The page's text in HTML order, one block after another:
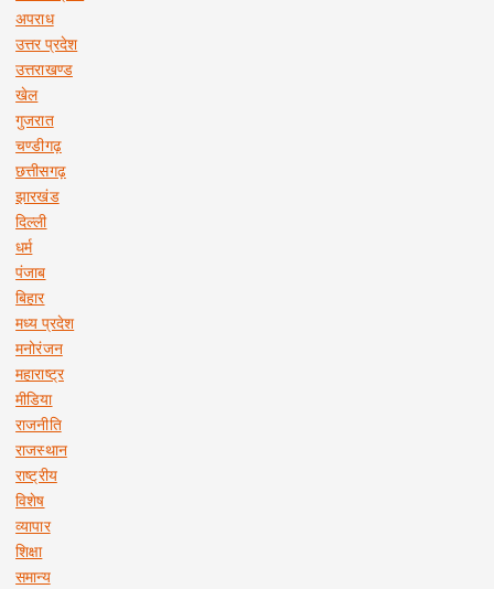
अपराध
उत्तर प्रदेश
उत्तराखण्ड
खेल
गुजरात
चण्डीगढ़
छत्तीसगढ़
झारखंड
दिल्ली
धर्म
पंजाब
बिहार
मध्य प्रदेश
मनोरंजन
महाराष्ट्र
मीडिया
राजनीति
राजस्थान
राष्ट्रीय
विशेष
व्यापार
शिक्षा
समान्य